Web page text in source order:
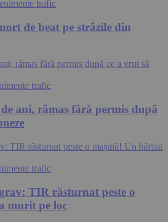
trafic
de beat pe străzile din
trafic
ani, rămas fără permis după
trafic
TIR răsturnat peste o
murit pe loc